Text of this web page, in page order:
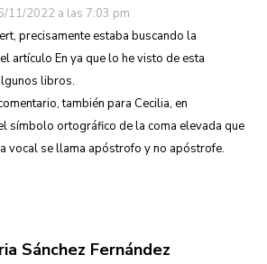
11/2022 a las 7:03 pm
precisamente estaba buscando la
artículo En ya que lo he visto de esta
libros.
también para Cecilia, en
símbolo ortográfico de la coma elevada que
vocal se llama apóstrofo y no apóstrofe.
Sánchez Fernández